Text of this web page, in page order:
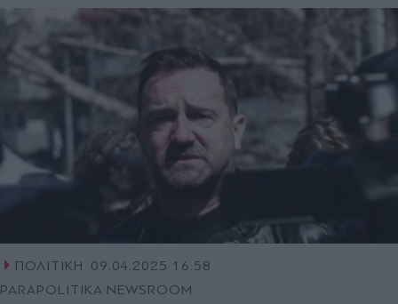
ΠΟΛΙΤΙΚΗ
09.04.2025 16:58
PARAPOLITIKA NEWSROOM